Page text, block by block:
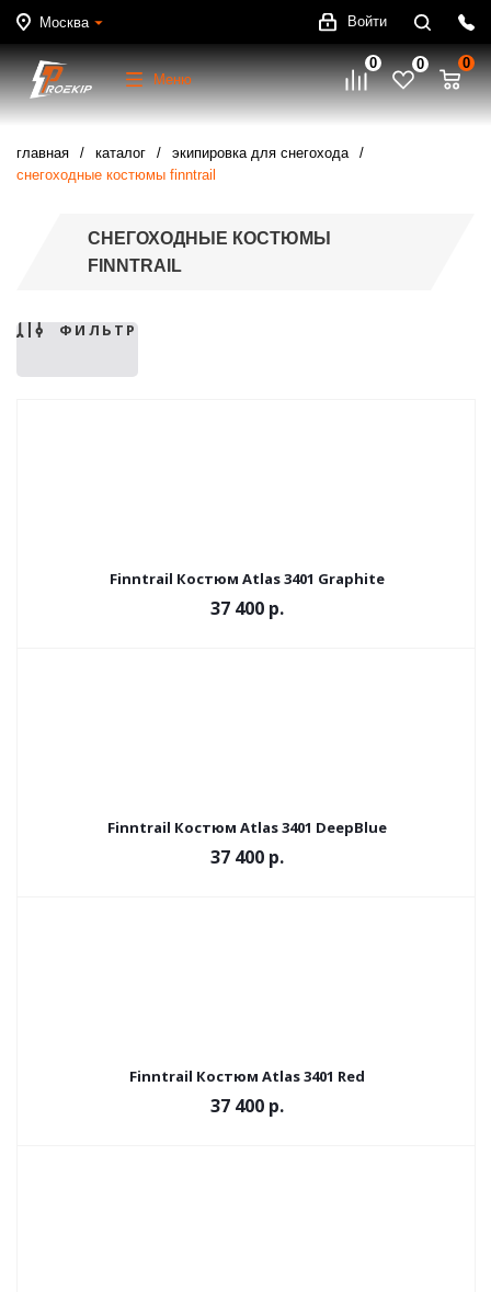
Москва Войти
Меню
0 0 0
главная каталог
экипировка для снегохода
снегоходные костюмы finntrail
СНЕГОХОДНЫЕ КОСТЮМЫ
FINNTRAIL
ФИЛЬТР
Finntrail Костюм Atlas 3401 Graphite
37 400 р.
Finntrail Костюм Atlas 3401 DeepBlue
37 400 р.
Finntrail Костюм Atlas 3401 Red
37 400 р.